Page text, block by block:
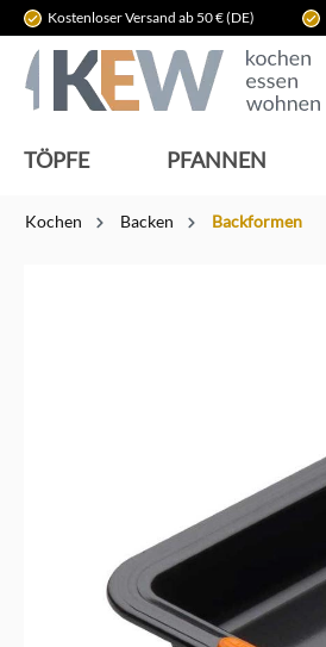
Zur Hauptnavigation springen
Kostenloser Versand ab 50 € (DE)
TÖPFE PFANNEN
Kochen Backen Backformen